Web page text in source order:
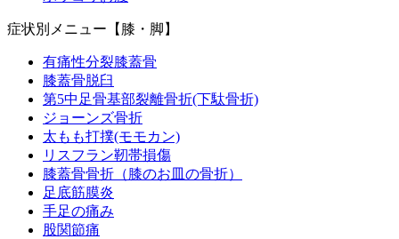
症状別メニュー【膝・脚】
有痛性分裂膝蓋骨
膝蓋骨脱臼
第5中足骨基部裂離骨折(下駄骨折)
ジョーンズ骨折
太もも打撲(モモカン)
リスフラン靭帯損傷
膝蓋骨骨折（膝のお皿の骨折）
足底筋膜炎
手足の痛み
股関節痛